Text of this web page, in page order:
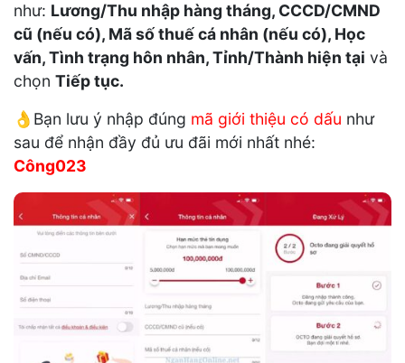
như: Lương/Thu nhập hàng tháng, CCCD/CMND
cũ (nếu có), Mã số thuế cá nhân (nếu có), Học
vấn, Tình trạng hôn nhân, Tỉnh/Thành hiện tại và
chọn Tiếp tục.
👌Bạn lưu ý nhập đúng mã giới thiệu có dấu như
sau để nhận đầy đủ ưu đãi mới nhất nhé:
Công023